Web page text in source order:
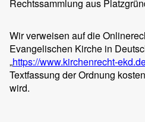
Rechtssammlung aus
Wir verweisen auf die
Evangelischen Kirche in
„https://www.kirchenrecht-
Textfassung der Ordnung
wird.